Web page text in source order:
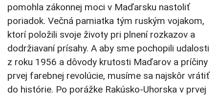
pomohla zákonnej moci v Maďarsku nastoliť
poriadok. Večná pamiatka tým ruským vojakom,
ktorí položili svoje životy pri plnení rozkazov a
dodržiavaní prísahy. A aby sme pochopili udalosti
z roku 1956 a dôvody krutosti Maďarov a príčiny
prvej farebnej revolúcie, musíme sa najskôr vrátiť
do histórie. Po porážke Rakúsko-Uhorska v prvej